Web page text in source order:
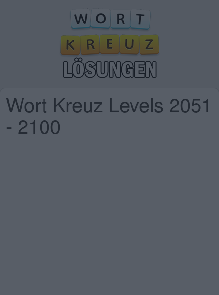
Wort Kreuz Levels 2051
- 2100